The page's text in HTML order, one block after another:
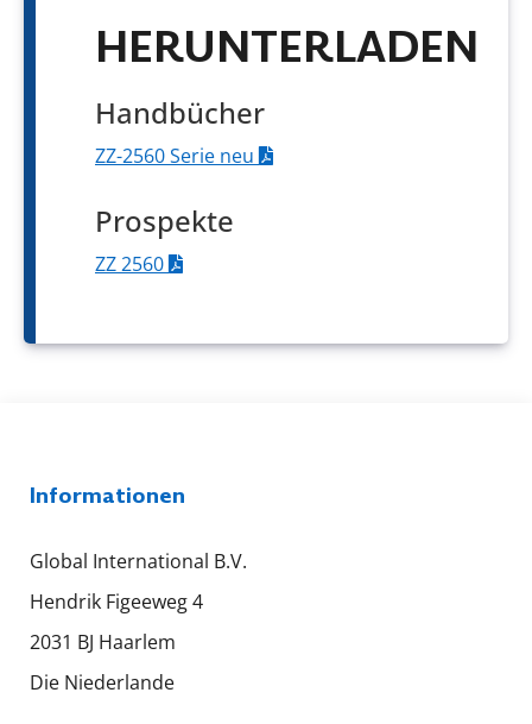
HERUNTERLADEN
Handbücher
ZZ-2560 Serie neu
Prospekte
ZZ 2560
Informationen
Global International B.V.
Hendrik Figeeweg 4
2031 BJ Haarlem
Die Niederlande